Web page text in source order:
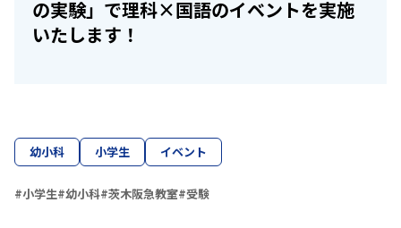
の実験」で理科×国語のイベントを実施
いたします！
幼小科 小学生 イベント
#小学生#幼小科#茨木阪急教室#受験